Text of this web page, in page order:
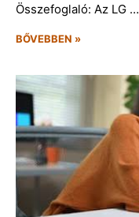
Összefoglaló: Az LG …
BŐVEBBEN »